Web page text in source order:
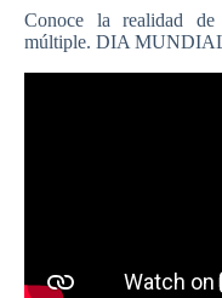
Conoce la realidad de
múltiple. DIA